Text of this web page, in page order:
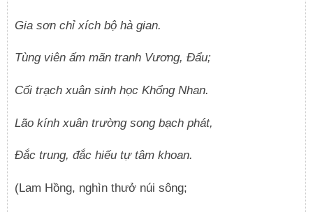
Gia sơn chỉ xích bộ hà gian.
Tùng viên ấm mãn tranh Vương, Đẩu;
Cối trạch xuân sinh học Khổng Nhan.
Lão kính xuân trường song bạch phát,
Đắc trung, đắc hiếu tự tâm khoan.
(Lam Hồng, nghìn thưở núi sông;